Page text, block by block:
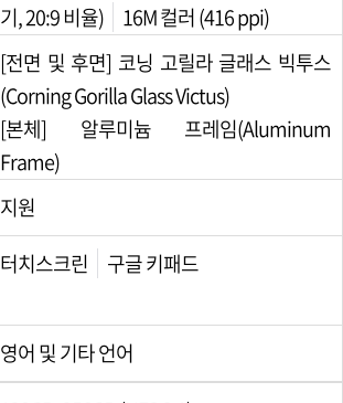
기, 20:9 비율)
16M 컬러 (416 ppi)
[전면 및 후면] 코닝 고릴라 글래스 빅투스
(Corning Gorilla Glass Victus)
[본체] 알루미늄 프레임(Aluminum
Frame)
지원
터치스크린 구글 키패드
영어 및 기타 언어